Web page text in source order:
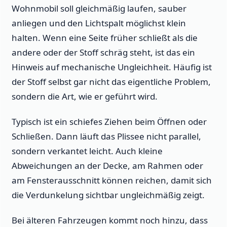
Wohnmobil soll gleichmäßig laufen, sauber
anliegen und den Lichtspalt möglichst klein
halten. Wenn eine Seite früher schließt als die
andere oder der Stoff schräg steht, ist das ein
Hinweis auf mechanische Ungleichheit. Häufig ist
der Stoff selbst gar nicht das eigentliche Problem,
sondern die Art, wie er geführt wird.
Typisch ist ein schiefes Ziehen beim Öffnen oder
Schließen. Dann läuft das Plissee nicht parallel,
sondern verkantet leicht. Auch kleine
Abweichungen an der Decke, am Rahmen oder
am Fensterausschnitt können reichen, damit sich
die Verdunkelung sichtbar ungleichmäßig zeigt.
Bei älteren Fahrzeugen kommt noch hinzu, dass